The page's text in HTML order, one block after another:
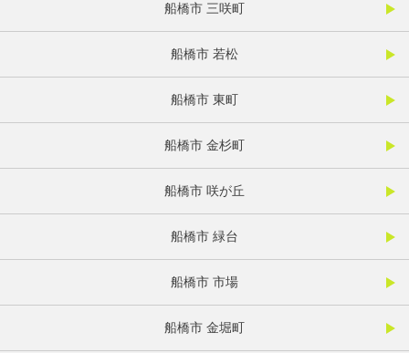
船橋市 三咲町
船橋市 若松
船橋市 東町
船橋市 金杉町
船橋市 咲が丘
船橋市 緑台
船橋市 市場
船橋市 金堀町